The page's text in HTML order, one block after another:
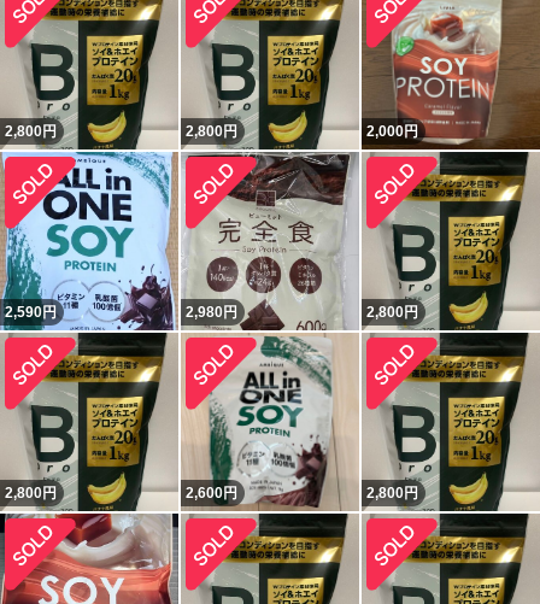
2,800円 2,800円 2,000円
2,590円 2,980円 2,800円
2,800円 2,600円 2,800円